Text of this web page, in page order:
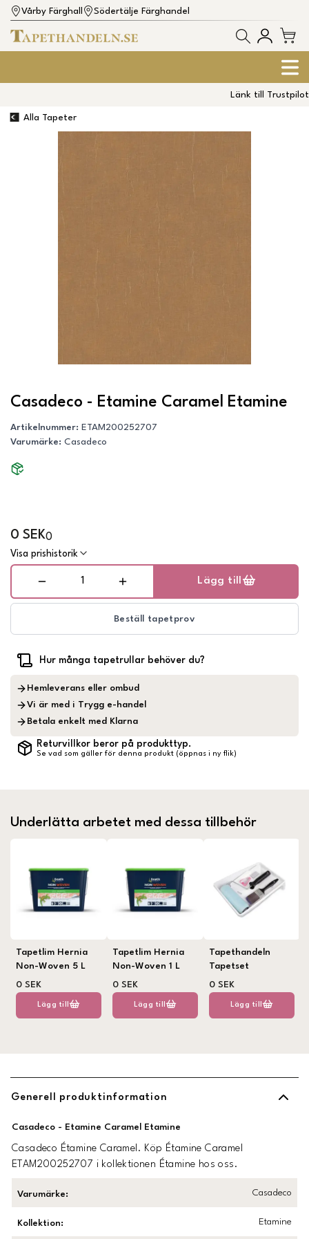
Vårby Färghall Södertälje Färghandel
Länk till Trustpilot
Alla Tapeter
Casadeco - Etamine Caramel Etamine
Artikelnummer: ETAM200252707
Varumärke: Casadeco
0 SEK0
Visa prishistorik
Lägg till
Beställ tapetprov
Hur många tapetrullar behöver du?
Hemleverans eller ombud
Vi är med i Trygg e-handel
Betala enkelt med Klarna
Returvillkor beror på produkttyp.
Se vad som gäller för denna produkt (öppnas i ny flik)
Underlätta arbetet med dessa tillbehör
Tapetlim Hernia
Non-Woven 5 L
0 SEK
Lägg till
Tapetlim Hernia
Non-Woven 1 L
0 SEK
Lägg till
Tapethandeln
Tapetset
0 SEK
Lägg till
Generell produktinformation
Casadeco - Etamine Caramel Etamine
Casadeco Étamine Caramel. Köp Étamine Caramel
ETAM200252707 i kollektionen Étamine hos oss.
Varumärke: Casadeco
Kollektion: Etamine